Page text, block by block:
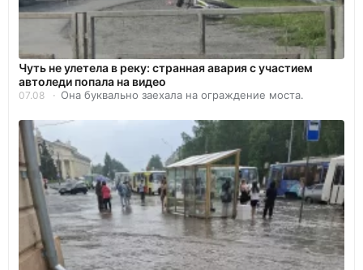
Чуть не улетела в реку: странная авария с участием
автоледи попала на видео
07.08 Она буквально заехала на ограждение моста.